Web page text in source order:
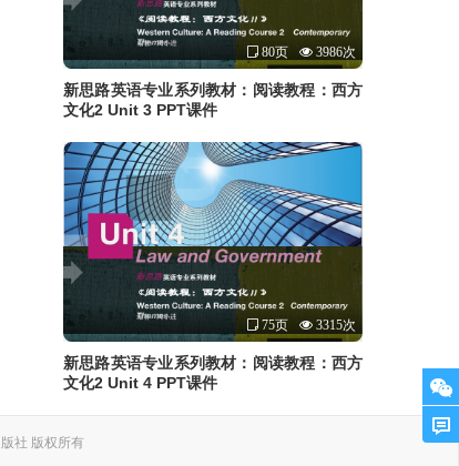
80页 3986次
新思路英语专业系列教材：阅读教程：西方
文化2 Unit 3 PPT课件
75页 3315次
新思路英语专业系列教材：阅读教程：西方
文化2 Unit 4 PPT课件
社 版权所有